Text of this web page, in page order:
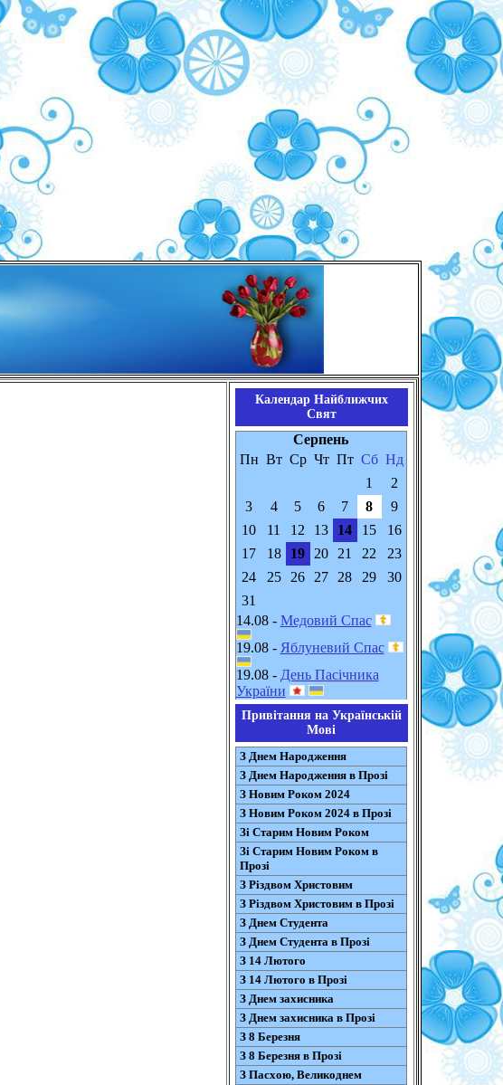
Календар Найближчих
Свят
Серпень
Пн Вт Ср Чт Пт Сб Нд
1
2
3
4 5 6 7 8
9
10
11 12 13 14 15
16
17
18 19 20 21 22
23
24
25 26 27 28 29
30
31
14.08 - Медовий Спас
19.08 - Яблуневий Спас
19.08 - День Пасічника
України
Привітання на Українській
Мові
З Днем Народження
З Днем Народження в Прозі
З Новим Роком 2024
З Новим Роком 2024 в Прозі
Зі Старим Новим Роком
Зі Старим Новим Роком в
Прозі
З Різдвом Христовим
З Різдвом Христовим в Прозі
З Днем Студента
З Днем Студента в Прозі
З 14 Лютого
З 14 Лютого в Прозі
З Днем захисника
З Днем захисника в Прозі
З 8 Березня
З 8 Березня в Прозі
З Пасхою, Великоднем